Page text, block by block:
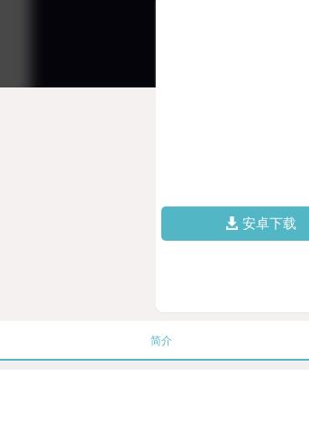
安卓下载
简介